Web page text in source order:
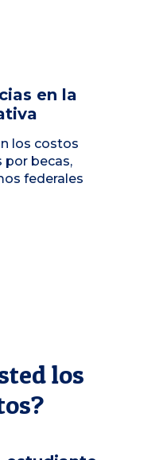
en la
los costos
por becas,
federales
los